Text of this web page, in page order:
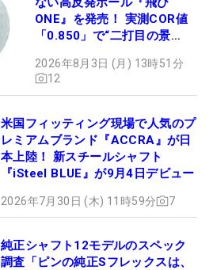
ONE』を発売！ 実測COR値
「0.850」で“二打目の景
2026年8月3日 (月) 13時51分
12
米国フィッティング現場で人気のプ
レミアムブランド『ACCRA』が日
本上陸！ 新スチールシャフト
『iSteel BLUE』が9月4日デビュー
2026年7月30日 (木) 11時59分 7
純正シャフト12モデルのスペック
調査「ピンの純正Sフレックスは、